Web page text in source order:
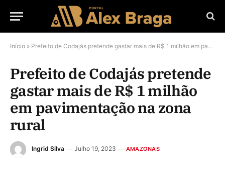
Início » Prefeito de Codajás pretende gastar mais de R$ 1 milhão em pavimentação na zona rural
Prefeito de Codajás pretende
gastar mais de R$ 1 milhão
em pavimentação na zona
rural
Ingrid Silva Julho 19, 2023 AMAZONAS